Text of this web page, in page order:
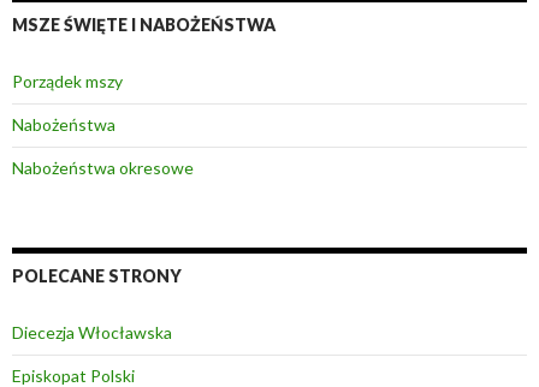
MSZE ŚWIĘTE I NABOŻEŃSTWA
Porządek mszy
Nabożeństwa
Nabożeństwa okresowe
POLECANE STRONY
Diecezja Włocławska
Episkopat Polski